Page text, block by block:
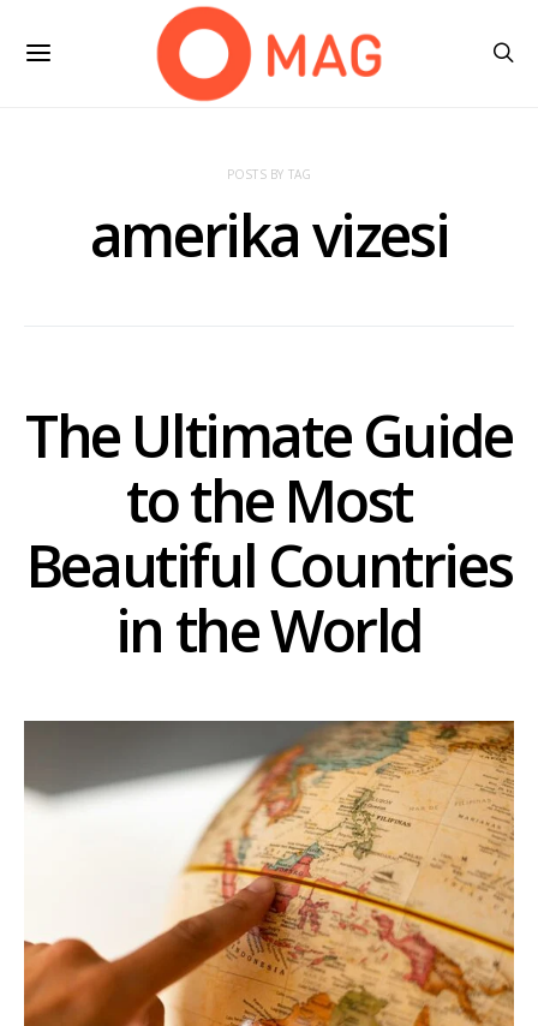
POSTS BY TAG
amerika vizesi
The Ultimate Guide
to the Most
Beautiful Countries
in the World